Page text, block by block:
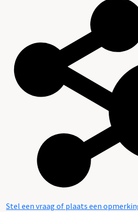
Stel een vraag of plaats een